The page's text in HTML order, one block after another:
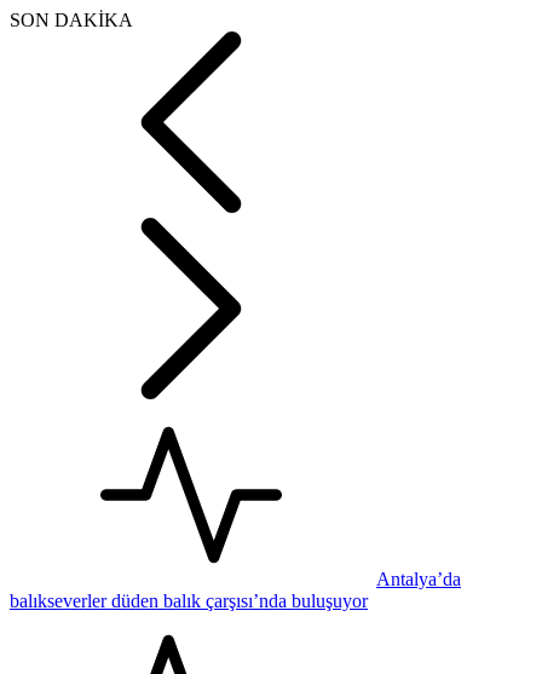
SON DAKİKA
Antalya’da
balıkseverler düden balık çarşısı’nda buluşuyor